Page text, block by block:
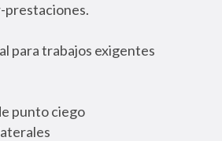
prestaciones.
para trabajos exigentes
punto ciego